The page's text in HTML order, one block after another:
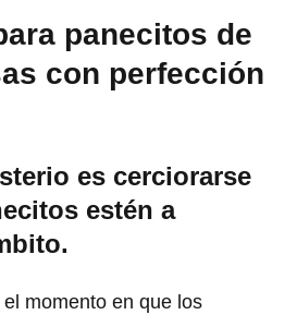
panecitos de
con perfección
es cerciorarse
estén a
momento en que los